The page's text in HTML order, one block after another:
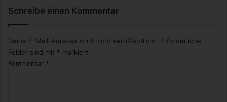
Schreibe einen Kommentar
Deine E-Mail-Adresse wird nicht veröffentlicht.
Erforderliche
Felder sind mit * markiert
Kommentar *